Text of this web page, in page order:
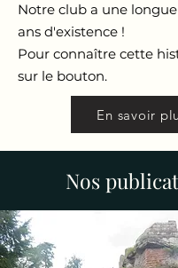
Notre club a une longue
ans d'existence !
Pour connaître cette
sur le bouton.
En savoir
Nos